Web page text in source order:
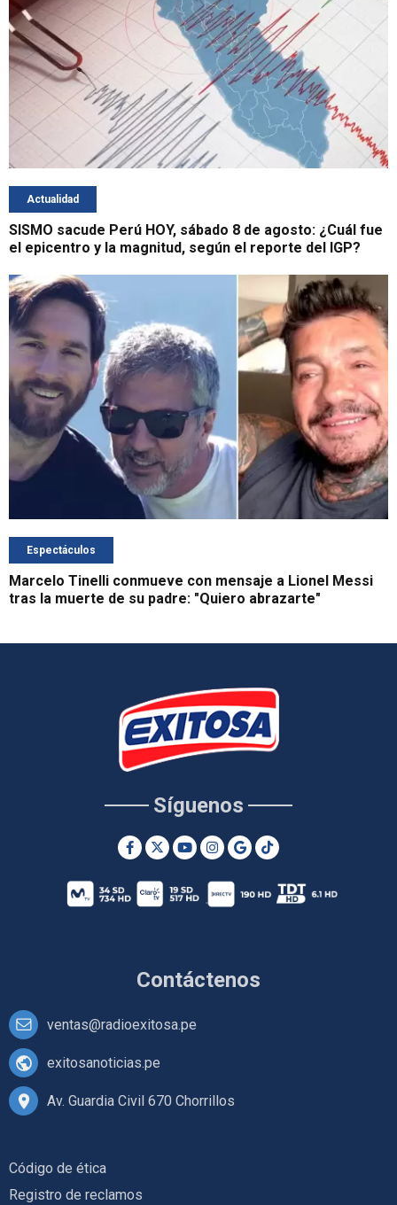
Actualidad
SISMO sacude Perú HOY, sábado 8 de agosto: ¿Cuál fue
el epicentro y la magnitud, según el reporte del IGP?
Espectáculos
Marcelo Tinelli conmueve con mensaje a Lionel Messi
tras la muerte de su padre: "Quiero abrazarte"
Contáctenos
ventas@radioexitosa.pe
exitosanoticias.pe
Av. Guardia Civil 670 Chorrillos
Síguenos
Código de ética
Registro de reclamos